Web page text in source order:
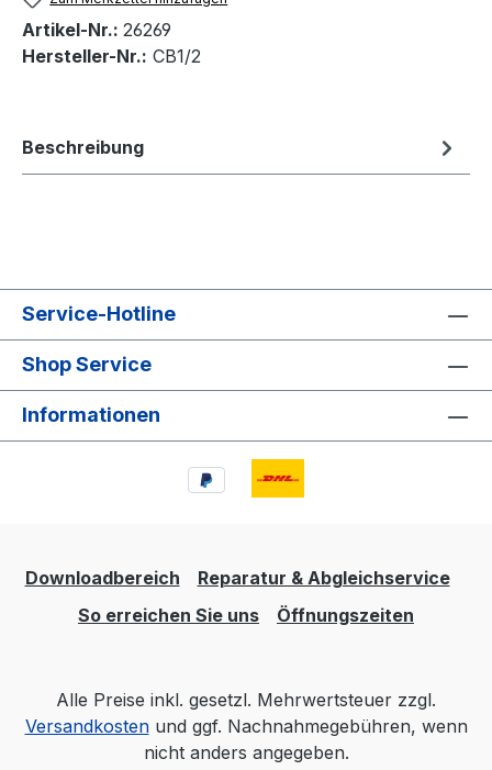
Artikel-Nr.: 26269
Hersteller-Nr.: CB1/2
Beschreibung
Service-Hotline
Shop Service
Informationen
Downloadbereich
Reparatur & Abgleichservice
So erreichen Sie uns
Öffnungszeiten
Alle Preise inkl. gesetzl. Mehrwertsteuer zzgl.
Versandkostenund ggf. Nachnahmegebühren, wenn
nicht anders angegeben.